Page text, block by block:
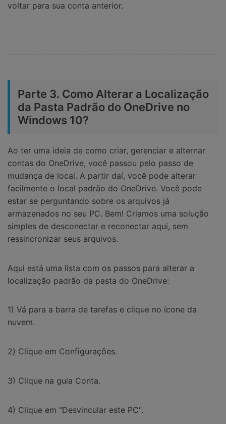
voltar para sua conta anterior.
Parte 3. Como Alterar a Localização
da Pasta Padrão do OneDrive no
Windows 10?
Ao ter uma ideia de como criar, gerenciar e alternar
contas do OneDrive, você passou pelo passo de
mudança de local. A partir daí, você pode alterar
facilmente o local padrão do OneDrive. Você pode
estar se perguntando sobre os arquivos já
armazenados no seu PC. Bem! Criamos uma solução
simples de desconectar e reconectar aqui, sem
ressincronizar seus arquivos.
Aqui está uma lista com os passos para alterar a
localização padrão da pasta do OneDrive:
1) Vá para a barra de tarefas e clique no ícone da
nuvem.
2) Clique em Configurações.
3) Clique na guia Conta.
4) Clique em "Desvincular este PC".